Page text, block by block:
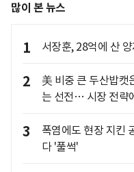
많이 본 뉴스
1 서장훈, 28억에 산
2
美 비중 큰 두산밥캣
는 선전… 시장 전략
3
폭염에도 현장 지킨
다 '풀썩'